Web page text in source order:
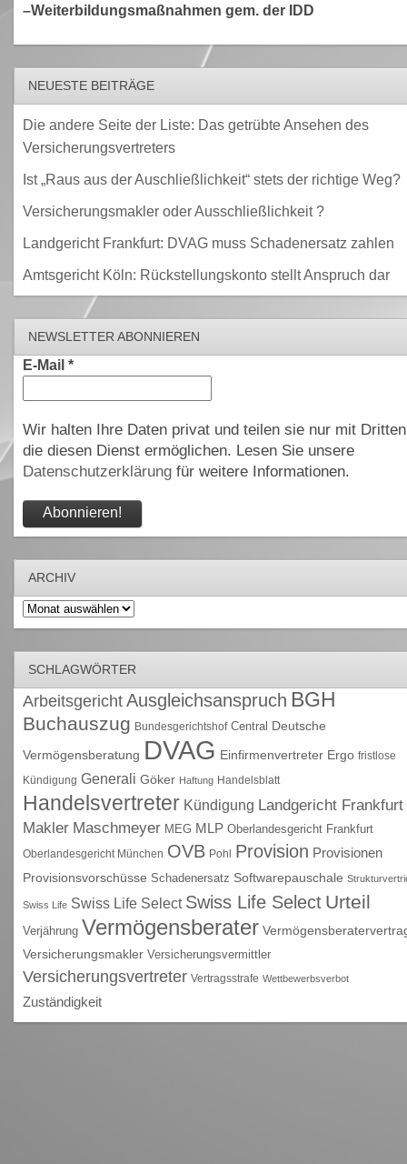
–Weiterbildungsmaßnahmen gem. der IDD
NEUESTE BEITRÄGE
Die andere Seite der Liste: Das getrübte Ansehen des
Versicherungsvertreters
Ist „Raus aus der Auschließlichkeit“ stets der richtige Weg?
Versicherungsmakler oder Ausschließlichkeit ?
Landgericht Frankfurt: DVAG muss Schadenersatz zahlen
Amtsgericht Köln: Rückstellungskonto stellt Anspruch dar
NEWSLETTER ABONNIEREN
E-Mail *
Wir halten Ihre Daten privat und teilen sie nur mit
die diesen Dienst ermöglichen. Lesen Sie unsere
Datenschutzerklärungfür weitere Informationen.
ARCHIV
Archiv
SCHLAGWÖRTER
Arbeitsgericht Ausgleichsanspruch BGH
Buchauszug Bundesgerichtshof Central Deutsche
Vermögensberatung DVAG Einfirmenvertreter Ergo fristlose
Kündigung Generali Göker Haftung Handelsblatt
Handelsvertreter Kündigung Landgericht Frankfurt
Makler Maschmeyer MEG MLP Oberlandesgericht Frankfurt
Oberlandesgericht München OVB Pohl Provision Provisionen
Provisionsvorschüsse Schadenersatz Softwarepauschale
Swiss Life Swiss Life Select Swiss Life Select Urteil
Verjährung Vermögensberater
Versicherungsmakler Versicherungsvermittler
Versicherungsvertreter Vertragsstrafe Wettbewerbsverbot
Zuständigkeit